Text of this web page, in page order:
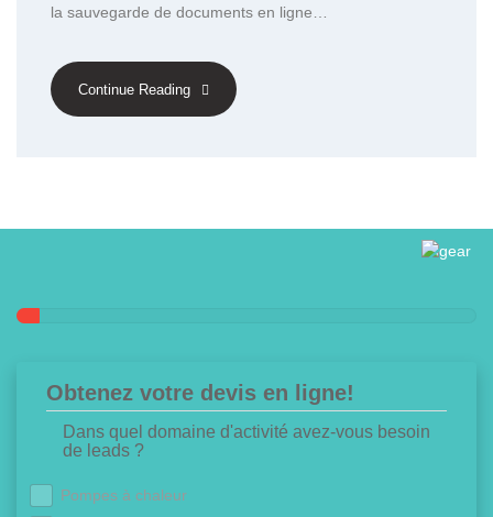
la sauvegarde de documents en ligne…
Continue Reading
Obtenez votre devis en ligne!
Dans quel domaine d'activité avez-vous besoin
de leads ?
Pompes à chaleur